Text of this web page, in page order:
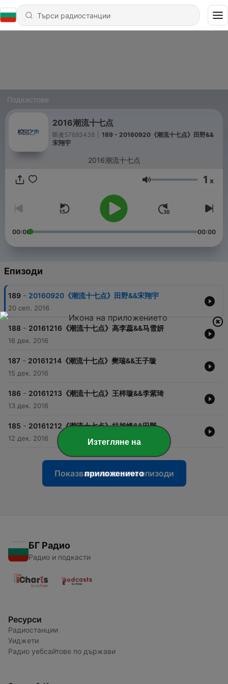
Подкастове
2016潮流十七点
听友57693438
189 - 20160920《潮流十七点》田野&&
宋翔宇
2016潮流十七点
Сила на звука
1 x
00:00 00:00
Епизоди
189 - 20160920《潮流十七点》田野&&宋翔宇
20 сеп. 2016
188 - 20161216《潮流十七点》高李蕊&&马雪妍
16 дек. 2016
187 - 20161214《潮流十七点》樊瑞&&王子璇
15 дек. 2016
186 - 20161213《潮流十七点》王梓璇&&李紫琦
13 дек. 2016
185 - 20161212《潮流十七点》桂旭峰&&田野
12 дек. 2016
Показване на повече епизоди
БГ Радио
Радио и подкасти
Ресурси
Радиостанции
Уиджети
Радио уебсайтове по държави
Изтегляне на
приложението